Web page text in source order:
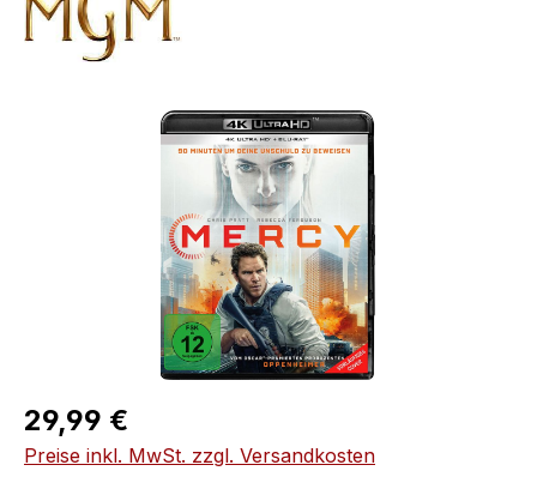
Bildergalerie überspringen
Regulärer Preis:
29,99 €
Preise inkl. MwSt. zzgl. Versandkosten